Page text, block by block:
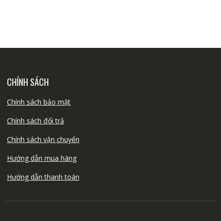
CHÍNH SÁCH
Chính sách bảo mật
Chính sách đổi trả
Chính sách vận chuyển
Hướng dẫn mua hàng
Hướng dẫn thanh toán